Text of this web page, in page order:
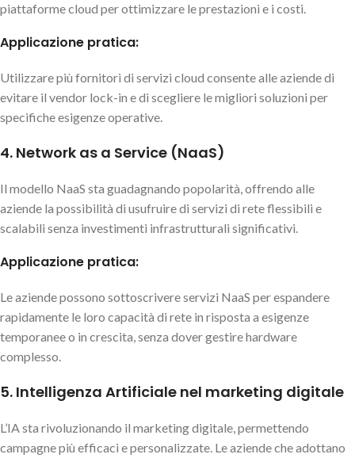
piattaforme cloud per ottimizzare le prestazioni e i costi.
Applicazione pratica:
Utilizzare più fornitori di servizi cloud consente alle aziende di
evitare il vendor lock-in e di scegliere le migliori soluzioni per
specifiche esigenze operative.
4. Network as a Service (NaaS)
Il modello NaaS sta guadagnando popolarità, offrendo alle
aziende la possibilità di usufruire di servizi di rete flessibili e
scalabili senza investimenti infrastrutturali significativi.
Applicazione pratica:
Le aziende possono sottoscrivere servizi NaaS per espandere
rapidamente le loro capacità di rete in risposta a esigenze
temporanee o in crescita, senza dover gestire hardware
complesso.
5. Intelligenza Artificiale nel marketing digitale
L’IA sta rivoluzionando il marketing digitale, permettendo
campagne più efficaci e personalizzate. Le aziende che adottano